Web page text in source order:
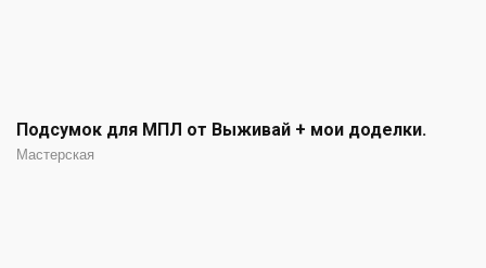
Подсумок для МПЛ от Выживай + мои доделки.
Мастерская